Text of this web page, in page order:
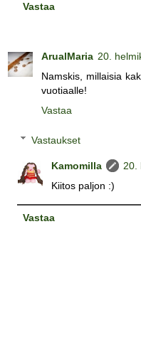
Vastaa
ArualMaria 20.
Namskis, millaisia
vuotiaalle!
Vastaa
Vastaukset
Kamomilla
20.
Kiitos paljon :)
Vastaa